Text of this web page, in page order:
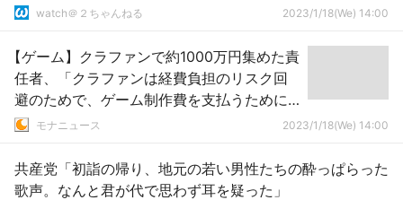
watch＠２ちゃんねる 2023/1/18(We) 14:00
【ゲーム】クラファンで約1000万円集めた責
任者、「クラファンは経費負担のリスク回
避のためで、ゲーム制作費を支払うために
実施したものではない」とトンデモ主張
モナニュース 2023/1/18(We) 14:00
共産党「初詣の帰り、地元の若い男性たちの酔っぱらった
歌声。なんと君が代で思わず耳を疑った」